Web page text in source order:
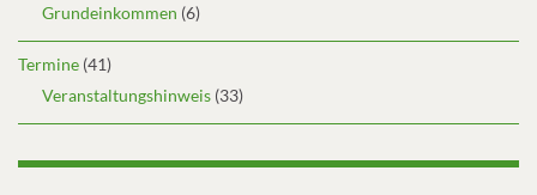
Grundeinkommen (6)
Termine (41)
Veranstaltungshinweis (33)